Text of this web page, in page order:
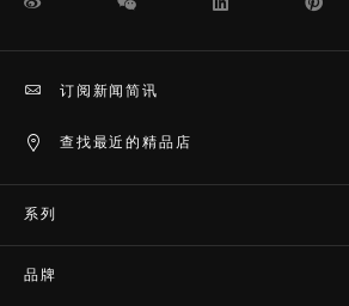
查找最近的精品店
订阅新闻简讯
系列
品牌